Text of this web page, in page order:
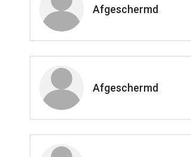
Afgeschermd
Afgeschermd